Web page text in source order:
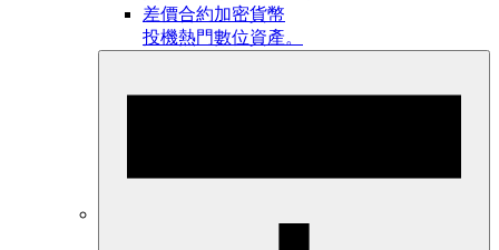
差價合約加密貨幣
投機熱門數位資產。